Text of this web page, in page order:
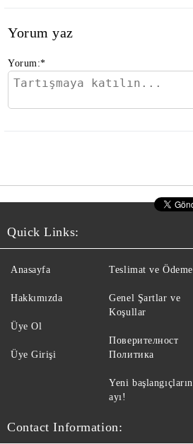
Yorum yaz
Yorum:*
Quick Links:
Anasayfa
Hakkımızda
Üye Ol
Üye Girişi
Teslimat ve Ödeme
Genel Şartlar ve
Koşullar
Поверителност
Политика
Yeni başlangıçların
ayı!
Contact Information: